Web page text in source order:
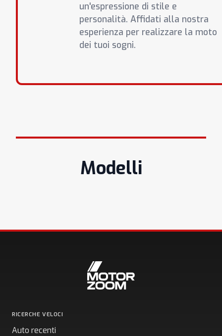
un'espressione di stile e
personalità. Affidati alla nostra
esperienza per realizzare la moto
dei tuoi sogni.
Modelli
RICERCHE VELOCI
Auto recenti